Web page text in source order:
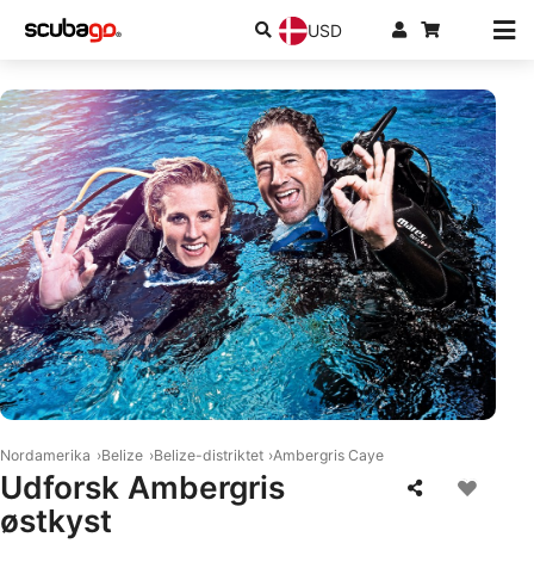
USD
Nordamerika Belize Belize-distriktet Ambergris Caye
Udforsk Ambergris
østkyst